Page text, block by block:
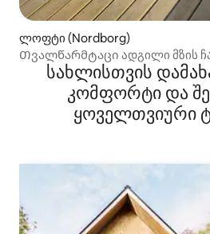
ლოფტი (Nordborg)
Თვალწარმტაცი ადგილი მზის
ნორდალსზე
სახლისთვის
კომფორტი და
ყოველთვიური